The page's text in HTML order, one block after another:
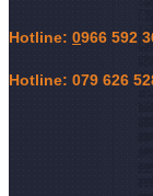
Hotline: 0966 592
Hotline: 079 626